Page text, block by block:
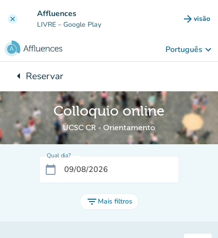
clear Affluences
LIVRE – Google Play arrow_forward visão
(novo
Português keyboard_arrow_down
arrow_leftVoltar para:
Reservar
Colloquio online
UCSC CR - Orientamento
Qual dia?
calendar_today
filter_list Mais filtros